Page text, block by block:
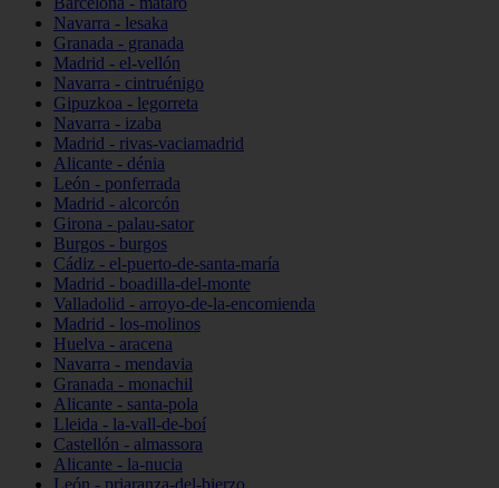
Navarra - lesaka
Granada - granada
Madrid - el-vellón
Navarra - cintruénigo
Gipuzkoa - legorreta
Navarra - izaba
Madrid - rivas-vaciamadrid
Alicante - dénia
León - ponferrada
Madrid - alcorcón
Girona - palau-sator
Burgos - burgos
Cádiz - el-puerto-de-santa-maría
Madrid - boadilla-del-monte
Valladolid - arroyo-de-la-encomienda
Madrid - los-molinos
Huelva - aracena
Navarra - mendavia
Granada - monachil
Alicante - santa-pola
Lleida - la-vall-de-boí
Castellón - almassora
Alicante - la-nucia
León - priaranza-del-bierzo